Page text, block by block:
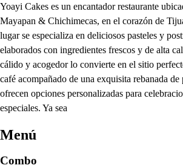
Yoayi Cakes es un encantador restaurante
Mayapan & Chichimecas, en el corazón de
lugar se especializa en deliciosos pasteles y
elaborados con ingredientes frescos y de alta
cálido y acogedor lo convierte en el sitio
café acompañado de una exquisita rebanada de
ofrecen opciones personalizadas para
especiales. Ya sea
Menú
Combo